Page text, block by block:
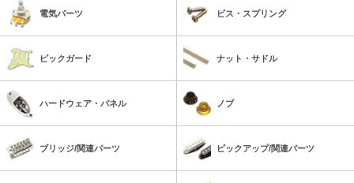
電気パーツ ビス・スプリング
ピックガード ナット・サドル
ハードウェア・パネル ノブ
ブリッジ/関連パーツ ピックアップ/関連パーツ